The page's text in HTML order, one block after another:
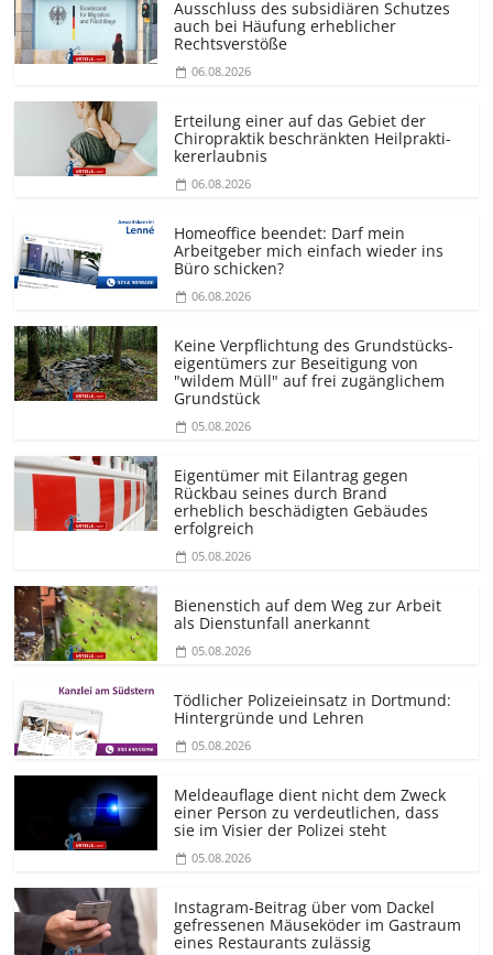
Ausschluss des subsidiären Schutzes
auch bei Häufung erheblicher
Rechtsverstöße
06.08.2026
Erteilung einer auf das Gebiet der
Chiropraktik beschränkten Heilprakti­
kererlaubnis
06.08.2026
Homeoffice beendet: Darf mein
Arbeitgeber mich einfach wieder ins
Büro schicken?
06.08.2026
Keine Verpflichtung des Grundstücks­
eigentümers zur Beseitigung von
"wildem Müll" auf frei zugänglichem
Grundstück
05.08.2026
Eigentümer mit Eilantrag gegen
Rückbau seines durch Brand
erheblich beschädigten Gebäudes
erfolgreich
05.08.2026
Bienenstich auf dem Weg zur Arbeit
als Dienstunfall anerkannt
05.08.2026
Tödlicher Polizeieinsatz in Dortmund:
Hintergründe und Lehren
05.08.2026
Meldeauflage dient nicht dem Zweck
einer Person zu verdeutlichen, dass
sie im Visier der Polizei steht
05.08.2026
Instagram-Beitrag über vom Dackel
gefressenen Mäuseköder im Gastraum
eines Restaurants zulässig